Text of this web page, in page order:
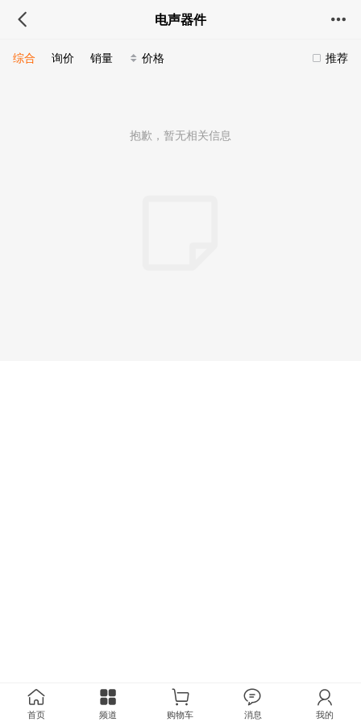
电声器件
推荐
综合 询价 销量 价格
抱歉，暂无相关信息
首页 频道 购物车 消息 我的